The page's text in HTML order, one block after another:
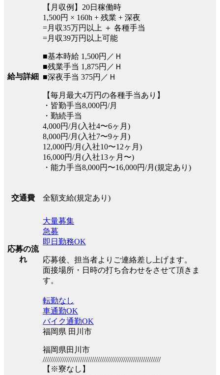
給与詳細
【月収例】20日稼働時
1,500円 × 160h + 残業 + 深夜
=月収35万円以上 ＋ 各種手当
=月収39万円以上可能
■基本時給 1,500円／Ｈ
■残業手当 1,875円／Ｈ
■深夜手当 375円／Ｈ
【毎月最大4万円の各種手当あり】
・皆勤手当8,000円/月
・勤続手当
4,000円/月(入社4〜6ヶ月)
8,000円/月(入社7〜9ヶ月)
12,000円/月(入社10〜12ヶ月)
16,000円/月(入社13ヶ月〜)
・能力手当8,000円〜16,000円/月(規定あり)
交通費 全額支給(規定あり)
応募の流
れ
大量募集
急募
即日勤務OK
応募後、担当者よりご連絡差し上げます。
面接場所・日時の打ち合わせをさせて頂きま
す。
転勤なし
車通勤OK
バイク通勤OK
福岡県 田川市
福岡県田川市
////////////////////////////////////////////////////////////
【※寮なし】